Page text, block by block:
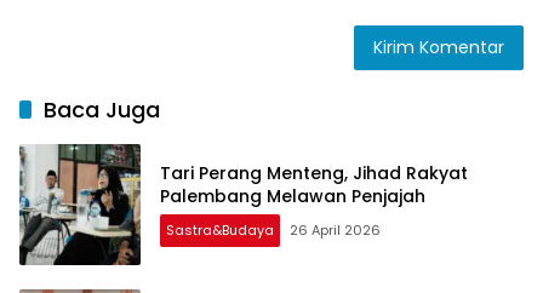
Baca Juga
Tari Perang Menteng, Jihad Rakyat
Palembang Melawan Penjajah
Sastra&Budaya 26 April 2026